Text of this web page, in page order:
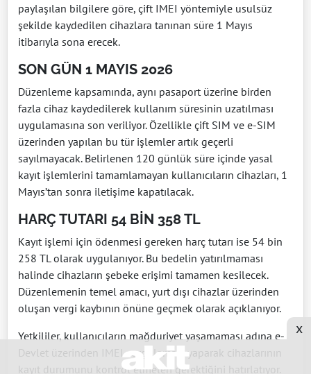
paylaşılan bilgilere göre, çift IMEI yöntemiyle usulsüz
şekilde kaydedilen cihazlara tanınan süre 1 Mayıs
itibarıyla sona erecek.
SON GÜN 1 MAYIS 2026
Düzenleme kapsamında, aynı pasaport üzerine birden
fazla cihaz kaydedilerek kullanım süresinin uzatılması
uygulamasına son veriliyor. Özellikle çift SIM ve e-SIM
üzerinden yapılan bu tür işlemler artık geçerli
sayılmayacak. Belirlenen 120 günlük süre içinde yasal
kayıt işlemlerini tamamlamayan kullanıcıların cihazları, 1
Mayıs’tan sonra iletişime kapatılacak.
HARÇ TUTARI 54 BİN 358 TL
Kayıt işlemi için ödenmesi gereken harç tutarı ise 54 bin
258 TL olarak uygulanıyor. Bu bedelin yatırılmaması
halinde cihazların şebeke erişimi tamamen kesilecek.
Düzenlemenin temel amacı, yurt dışı cihazlar üzerinden
oluşan vergi kaybının önüne geçmek olarak açıklanıyor.
Yetkililer, kullanıcıların mağduriyet yaşamaması adına e-
Devlet üzerinden IMEI sorgulaması yaparak cihazlarının
kayıt durumunu kontrol etmeleri gerektiğini hatırlatıyor.
x